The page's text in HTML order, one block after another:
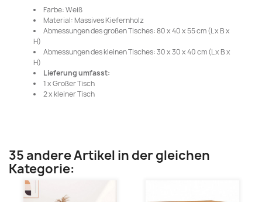
Farbe: Weiß
Material: Massives Kiefernholz
Abmessungen des großen Tisches: 80 x 40 x 55 cm (L x B x
H)
Abmessungen des kleinen Tisches: 30 x 30 x 40 cm (L x B x
H)
Lieferung umfasst:
1 x Großer Tisch
2 x kleiner Tisch
35 andere Artikel in der gleichen
Kategorie: